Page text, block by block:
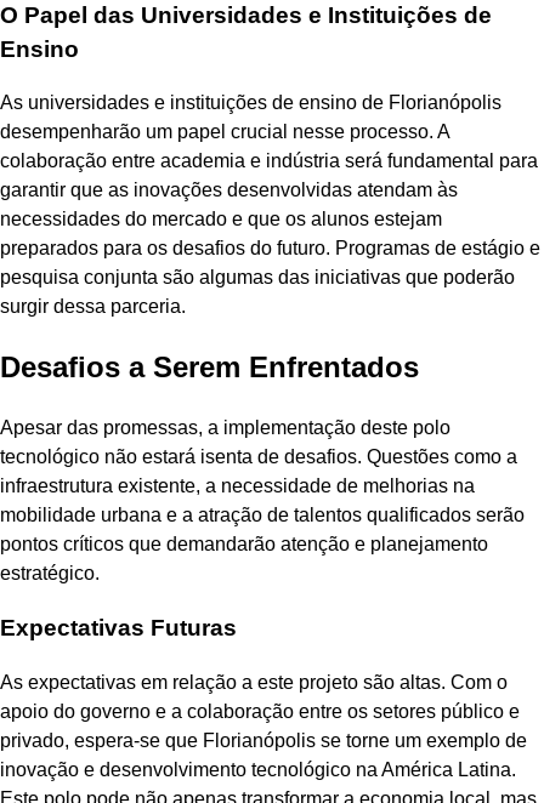
O Papel das Universidades e Instituições de
Ensino
As universidades e instituições de ensino de Florianópolis
desempenharão um papel crucial nesse processo. A
colaboração entre academia e indústria será fundamental para
garantir que as inovações desenvolvidas atendam às
necessidades do mercado e que os alunos estejam
preparados para os desafios do futuro. Programas de estágio e
pesquisa conjunta são algumas das iniciativas que poderão
surgir dessa parceria.
Desafios a Serem Enfrentados
Apesar das promessas, a implementação deste polo
tecnológico não estará isenta de desafios. Questões como a
infraestrutura existente, a necessidade de melhorias na
mobilidade urbana e a atração de talentos qualificados serão
pontos críticos que demandarão atenção e planejamento
estratégico.
Expectativas Futuras
As expectativas em relação a este projeto são altas. Com o
apoio do governo e a colaboração entre os setores público e
privado, espera-se que Florianópolis se torne um exemplo de
inovação e desenvolvimento tecnológico na América Latina.
Este polo pode não apenas transformar a economia local, mas